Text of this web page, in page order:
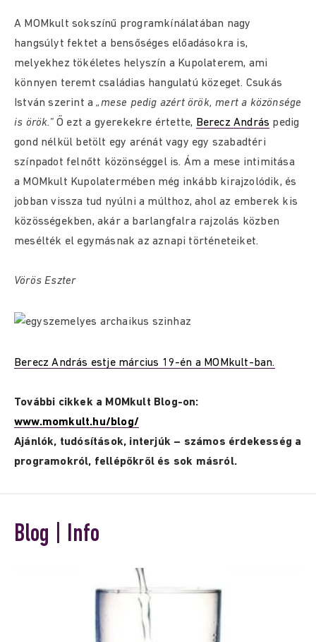
A MOMkult sokszínű programkínálatában nagy
hangsúlyt fektet a bensőséges előadásokra is,
melyekhez tökéletes helyszín a Kupolaterem, ami
könnyen teremt családias hangulatú közeget. Csukás
István szerint a„mese pedig azért örök, mert a közönsége
is örök.”Ő ezt a gyerekekre értette, Berecz András pedig
gond nélkül betölt egy arénát vagy egy szabadtéri
színpadot felnőtt közönséggel is. Ám a mese intimitása
a MOMkult Kupolatermében még inkább kirajzolódik, és
jobban vissza tud nyúlni a múlthoz, ahol az emberek kis
közösségekben, akár a barlangfalra rajzolás közben
mesélték el egymásnak az aznapi történeteiket.
Vörös Eszter
Berecz András estje március 19-én a MOMkult-ban.
További cikkek a MOMkult Blog-on:
www.momkult.hu/blog/
Ajánlók, tudósítások, interjúk – számos érdekesség a
programokról, fellépőkről és sok másról.
Blog | Info